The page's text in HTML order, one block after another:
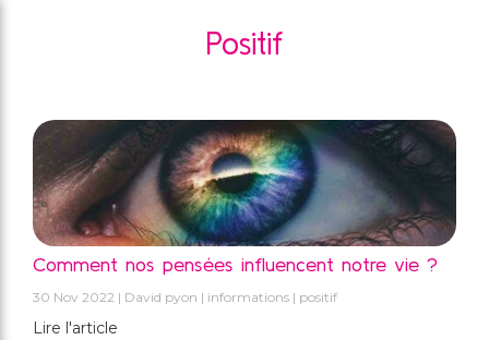
Positif
Comment nos pensées influencent notre vie ?
30 Nov 2022 David pyon informations positif
Lire l'article